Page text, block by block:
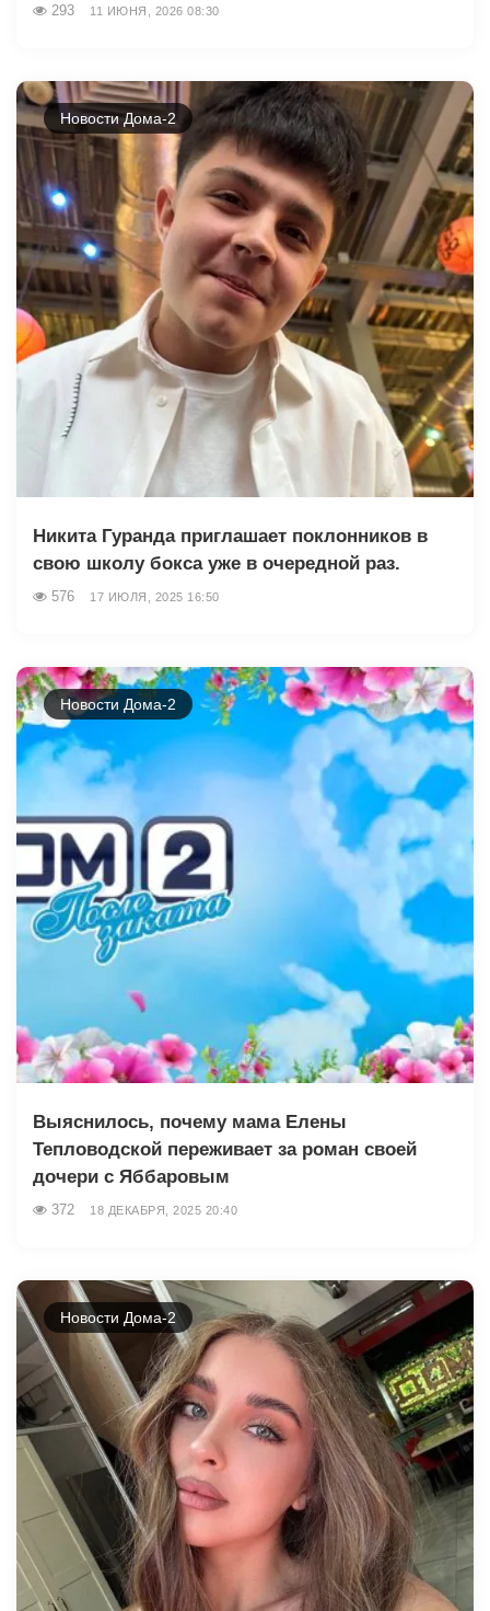
293 11 ИЮНЯ, 2026 08:30
Новости Дома-2
Никита Гуранда приглашает поклонников в
свою школу бокса уже в очередной раз.
576 17 ИЮЛЯ, 2025 16:50
Новости Дома-2
Выяснилось, почему мама Елены
Тепловодской переживает за роман своей
дочери с Яббаровым
372 18 ДЕКАБРЯ, 2025 20:40
Новости Дома-2